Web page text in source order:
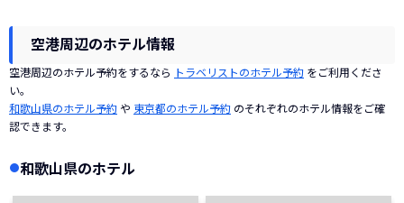
空港周辺のホテル情報
空港周辺のホテル予約をするなら トラベリストのホテル予約 をご利用くださ
い。
和歌山県のホテル予約 や 東京都のホテル予約 のそれぞれのホテル情報をご確
認できます。
和歌山県のホテル